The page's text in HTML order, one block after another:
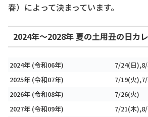
春）によって決まっています。
2024年～2028年 夏の土用丑の日カ
2024年 (令和06年)
7/24(日
2025年 (令和07年)
7/19(火
2026年 (令和08年)
7/26(火)
2027年 (令和09年)
7/21(木